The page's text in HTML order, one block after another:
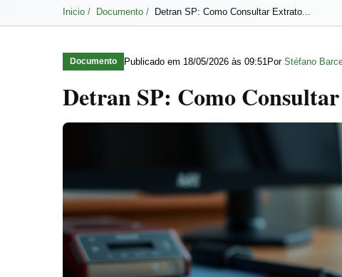
Inicio Documento Detran SP: Como Consultar Extrato...
Documento Publicado em 18/05/2026 às 09:51 Por Stéfano
Detran SP: Como